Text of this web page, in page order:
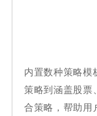
内置数种策略模
策略到涵盖股票
合策略，帮助用